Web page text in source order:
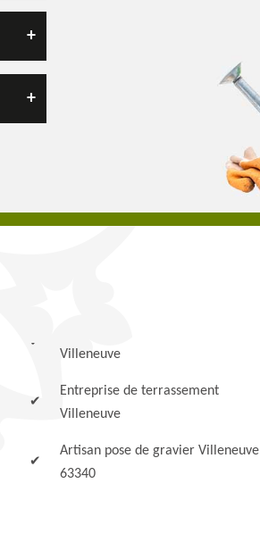
Villeneuve
Entreprise de terrassement
Villeneuve
Artisan pose de gravier Villeneuve
63340